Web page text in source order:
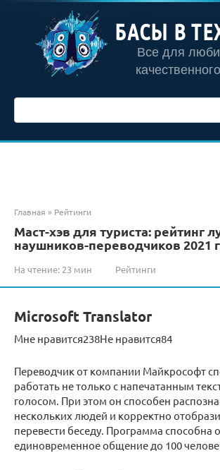
контенту
БАСЫ В
Все для
Главная » Рейтинги
Маст-хэв для туриста: рейтинг
наушников-переводчиков 2021
На чтение: 23 мин Рейтинги
Microsoft Translator
Мне нравится238Не нравится84
Переводчик от компании Майкрософт
работать не только с напечатанным
голосом. При этом он способен
нескольких людей и корректно
перевести беседу. Программа способна
единовременное общение до 100